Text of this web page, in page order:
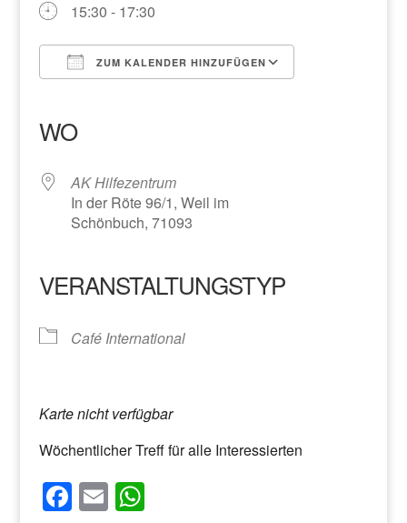
15:30 - 17:30
ZUM KALENDER HINZUFÜGEN
WO
AK Hilfezentrum
In der Röte 96/1, Weil im
Schönbuch, 71093
VERANSTALTUNGSTYP
Café International
Karte nicht verfügbar
Wöchentlicher Treff für alle Interessierten
F E W